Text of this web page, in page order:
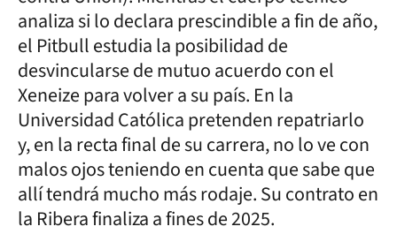
analiza si lo declara prescindible a fin de año,
el Pitbull estudia la posibilidad de
desvincularse de mutuo acuerdo con el
Xeneize para volver a su país. En la
Universidad Católica pretenden repatriarlo
y, en la recta final de su carrera, no lo ve con
malos ojos teniendo en cuenta que sabe que
allí tendrá mucho más rodaje. Su contrato en
la Ribera finaliza a fines de 2025.